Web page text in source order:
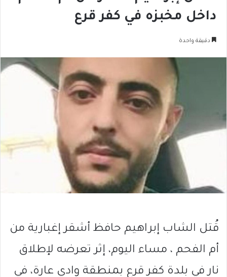
داخل مخبزه في كفر قرع
دقيقة واحدة
قُتل الشاب إبراهيم حافظ أشقر إغبارية من
أم الفحم ، مساء اليوم، إثر تعرضه لإطلاق
نار في بلدة كفر قرع بمنطقة وادي عارة، في